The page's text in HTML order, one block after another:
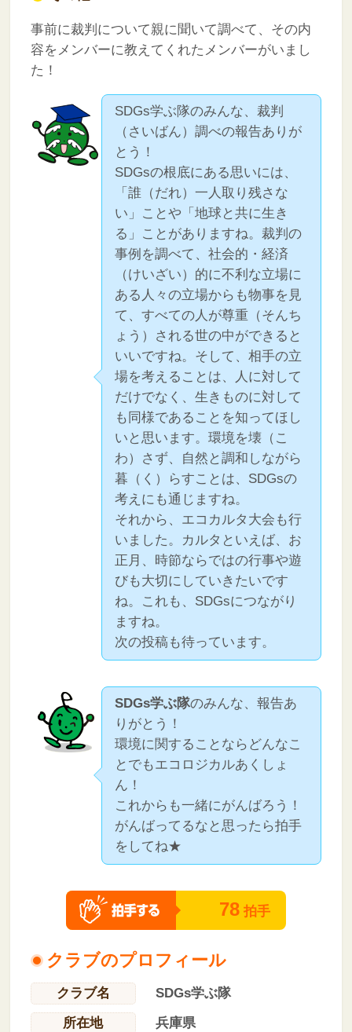
事前に裁判について親に聞いて調べて、その内
容をメンバーに教えてくれたメンバーがいまし
た！
SDGs学ぶ隊のみんな、裁判
（さいばん）調べの報告ありが
とう！
SDGsの根底にある思いには、
「誰（だれ）一人取り残さな
い」ことや「地球と共に生き
る」ことがありますね。裁判の
事例を調べて、社会的・経済
（けいざい）的に不利な立場に
ある人々の立場からも物事を見
て、すべての人が尊重（そんち
ょう）される世の中ができると
いいですね。そして、相手の立
場を考えることは、人に対して
だけでなく、生きものに対して
も同様であることを知ってほし
いと思います。環境を壊（こ
わ）さず、自然と調和しながら
暮（く）らすことは、SDGsの
考えにも通じますね。
それから、エコカルタ大会も行
いました。カルタといえば、お
正月、時節ならではの行事や遊
びも大切にしていきたいです
ね。これも、SDGsにつながり
ますね。
次の投稿も待っています。
SDGs学ぶ隊のみんな、報告あ
りがとう！
環境に関することならどんなこ
とでもエコロジカルあくしょ
ん！
これからも一緒にがんばろう！
がんばってるなと思ったら拍手
をしてね★
78 拍手
クラブのプロフィール
クラブ名
SDGs学ぶ隊
所在地
兵庫県